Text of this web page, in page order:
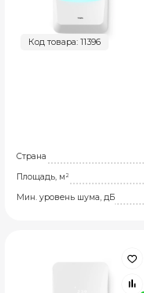
Код товара: 11396
Страна
Площадь, м²
Мин. уровень шума, дБ